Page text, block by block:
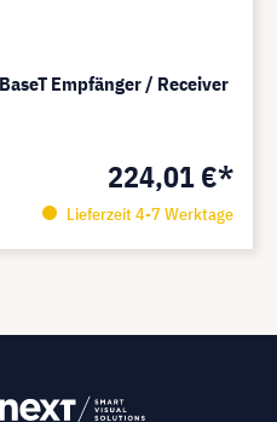
Empfänger / Receiver
224,01 €*
Lieferzeit 4-7 Werktage